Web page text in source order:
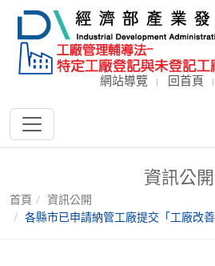
網站導覽 回首頁
資訊公開
首頁
資訊公開
各縣市已申請納管工廠提交「工廠改